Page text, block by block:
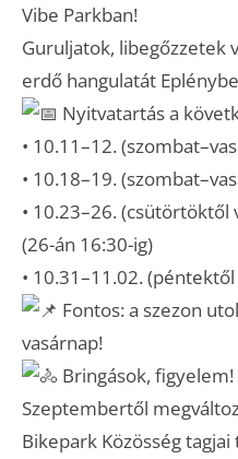
Vibe Parkban!
Guruljatok, libegőzzetek
erdő hangulatát
Nyitvatartás a
• 10.11–12.
• 10.18–19.
• 10.23–26.
(26-án 16:30-ig)
• 10.31–11.02.
Fontos: a szezon
vasárnap!
Bringások, figyelem!
Szeptembertől
Bikepark Közösség